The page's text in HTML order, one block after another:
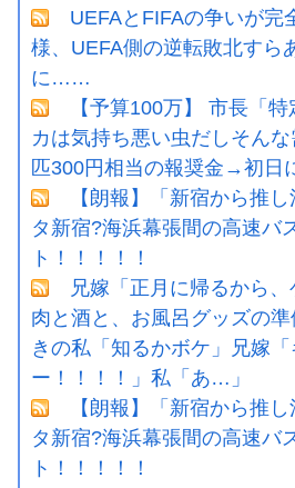
UEFAとFIFAの争いが完
様、UEFA側の逆転敗北すら
に……
【予算100万】 市長「
カは気持ち悪い虫だしそん
匹300円相当の報奨金→初日
【朗報】「新宿から推
タ新宿?海浜幕張間の高速バ
ト！！！！！
兄嫁「正月に帰るから
肉と酒と、お風呂グッズの
きの私「知るかボケ」兄嫁「
ー！！！！」私「あ…」
【朗報】「新宿から推
タ新宿?海浜幕張間の高速バ
ト！！！！！